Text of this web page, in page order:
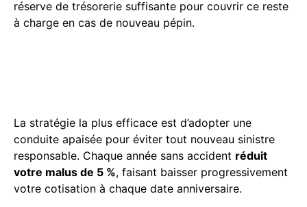
réserve de trésorerie suffisante pour couvrir ce reste
à charge en cas de nouveau pépin.
La stratégie la plus efficace est d’adopter une
conduite apaisée pour éviter tout nouveau sinistre
responsable. Chaque année sans accident réduit
votre malus de 5 %, faisant baisser progressivement
votre cotisation à chaque date anniversaire.